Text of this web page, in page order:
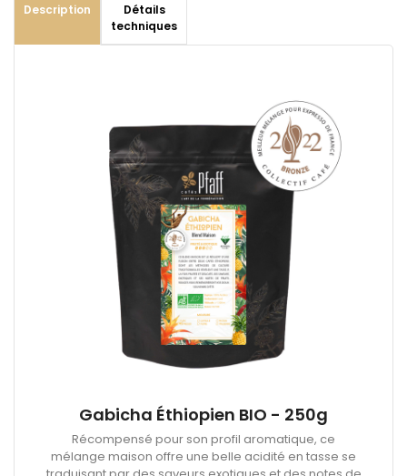
Description
Détails
techniques
Gabicha Éthiopien BIO - 250g
Récompensé pour son profil aromatique, ce
mélange maison offre une belle acidité en tasse se